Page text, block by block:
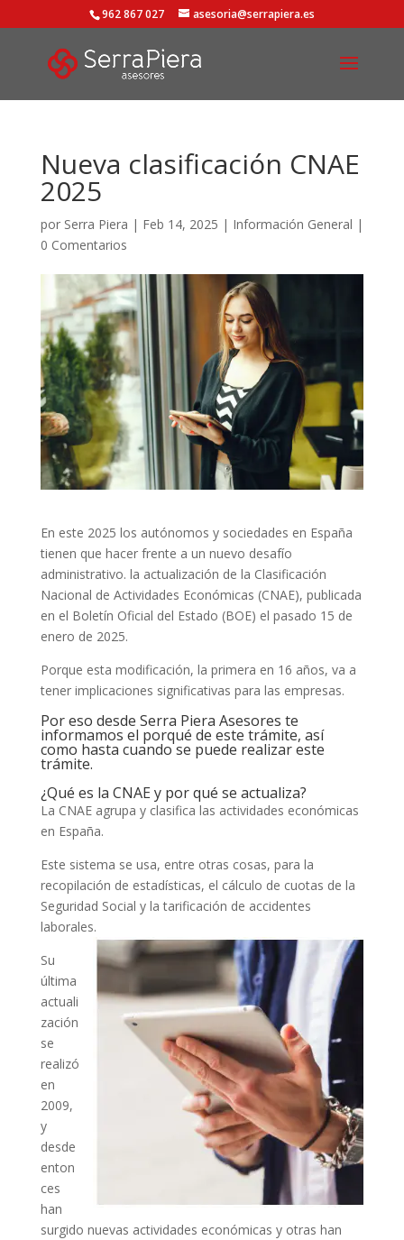
962 867 027 asesoria@serrapiera.es
Nueva clasificación CNAE
2025
por Serra Piera | Feb 14, 2025 | Información General |
0 Comentarios
En este 2025 los autónomos y sociedades en España
tienen que hacer frente a un nuevo desafío
administrativo. la actualización de la Clasificación
Nacional de Actividades Económicas (CNAE), publicada
en el Boletín Oficial del Estado (BOE) el pasado 15 de
enero de 2025.
Porque esta modificación, la primera en 16 años, va a
tener implicaciones significativas para las empresas.
Por eso desde Serra Piera Asesores te
informamos el porqué de este trámite, así
como hasta cuando se puede realizar este
trámite.
¿Qué es la CNAE y por qué se actualiza?
La CNAE agrupa y clasifica las actividades económicas
en España.
Este sistema se usa, entre otras cosas, para la
recopilación de estadísticas, el cálculo de cuotas de la
Seguridad Social y la tarificación de accidentes
laborales.
Su
última
actuali
zación
se
realizó
en
2009,
y
desde
enton
ces
han
surgido nuevas actividades económicas y otras han